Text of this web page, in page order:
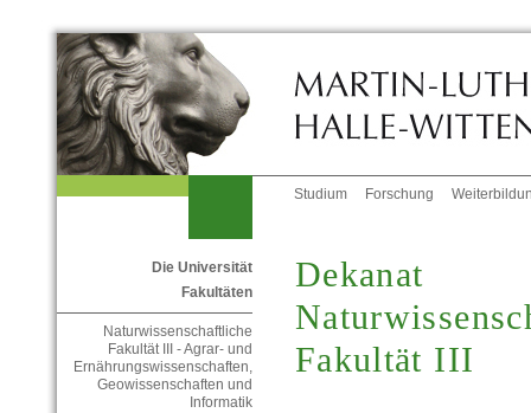
Studium Forschung
Die Universität
Fakultäten
Naturwissenschaftliche
Fakultät III - Agrar- und
Ernährungswissenschaften,
Geowissenschaften und
Informatik
Dekanat
Fakultät III